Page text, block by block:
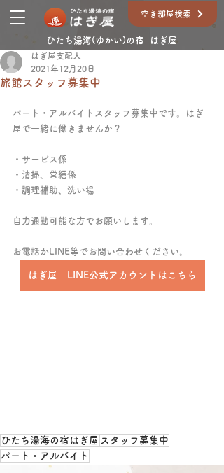
空き部屋検索
ひたち湯海(ゆかい)の宿 はぎ屋
旅館スタッフ募集中
はぎ屋支配人
2021年12月20日
パート・アルバイトスタッフ募集中です。はぎ
屋で一緒に働きませんか？
・サービス係
・清掃、営繕係
・調理補助、洗い場
自力通勤可能な方でお願いします。
お電話かLINE等でお問い合わせください。
はぎ屋 LINE公式アカウントはこちら
ひたち湯海の宿はぎ屋 スタッフ募集中
パート・アルバイト